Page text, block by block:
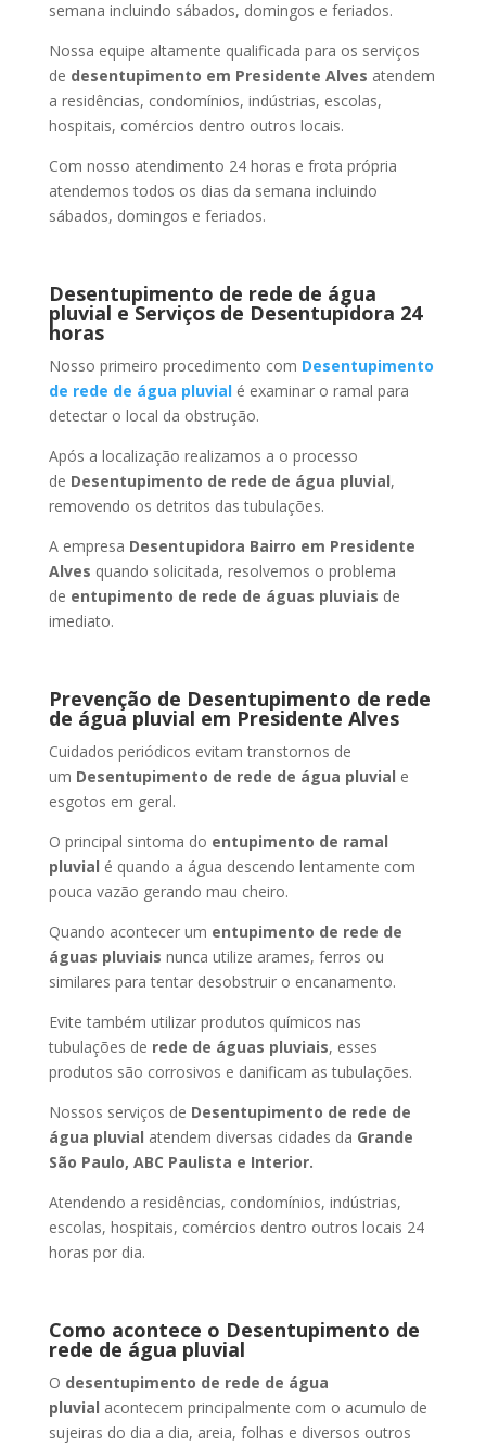
semana incluindo sábados, domingos e feriados.
Nossa equipe altamente qualificada para os serviços
de desentupimento em Presidente Alves atendem
a residências, condomínios, indústrias, escolas,
hospitais, comércios dentro outros locais.
Com nosso atendimento 24 horas e frota própria
atendemos todos os dias da semana incluindo
sábados, domingos e feriados.
Desentupimento de rede de água
pluvial e Serviços de Desentupidora 24
horas
Nosso primeiro procedimento com Desentupimento
de rede de água pluvialé examinar o ramal para
detectar o local da obstrução.
Após a localização realizamos a o processo
de Desentupimento de rede de água pluvial,
removendo os detritos das tubulações.
A empresa Desentupidora Bairro em Presidente
Alves quando solicitada, resolvemos o problema
de entupimento de rede de águas pluviais de
imediato.
Prevenção de Desentupimento de rede
de água pluvial em Presidente Alves
Cuidados periódicos evitam transtornos de
um Desentupimento de rede de água pluvial e
esgotos em geral.
O principal sintoma do entupimento de ramal
pluvial é quando a água descendo lentamente com
pouca vazão gerando mau cheiro.
Quando acontecer um entupimento de rede de
águas pluviais nunca utilize arames, ferros ou
similares para tentar desobstruir o encanamento.
Evite também utilizar produtos químicos nas
tubulações de rede de águas pluviais, esses
produtos são corrosivos e danificam as tubulações.
Nossos serviços de Desentupimento de rede de
água pluvial atendem diversas cidades da Grande
São Paulo, ABC Paulista e Interior.
Atendendo a residências, condomínios, indústrias,
escolas, hospitais, comércios dentro outros locais 24
horas por dia.
Como acontece o Desentupimento de
rede de água pluvial
O desentupimento de rede de água
pluvial acontecem principalmente com o acumulo de
sujeiras do dia a dia, areia, folhas e diversos outros